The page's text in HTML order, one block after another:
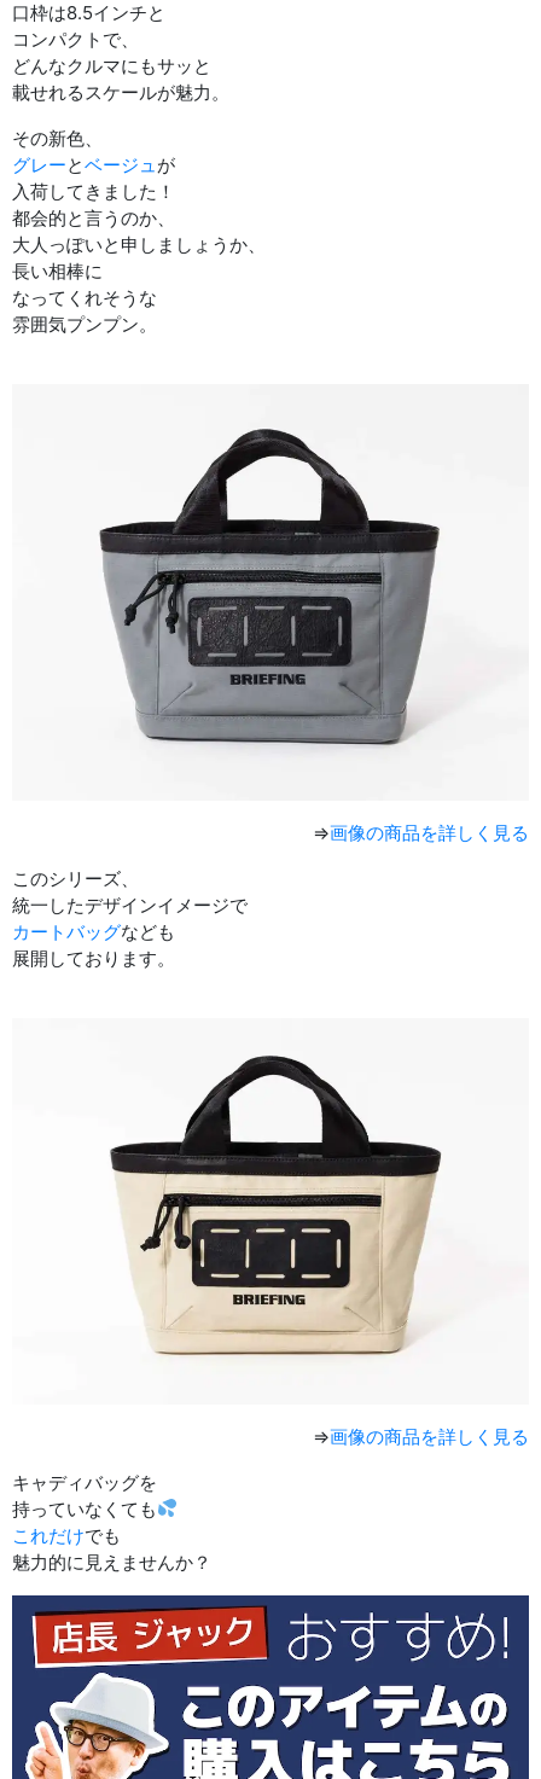
口枠は8.5インチと
コンパクトで、
どんなクルマにもサッと
載せれるスケールが魅力。
その新色、
グレーとベージュが
入荷してきました！
都会的と言うのか、
大人っぽいと申しましょうか、
長い相棒に
なってくれそうな
雰囲気プンプン。
⇒画像の商品を詳しく見る
このシリーズ、
統一したデザインイメージで
カートバッグなども
展開しております。
⇒画像の商品を詳しく見る
キャディバッグを
持っていなくても
これだけでも
魅力的に見えませんか？